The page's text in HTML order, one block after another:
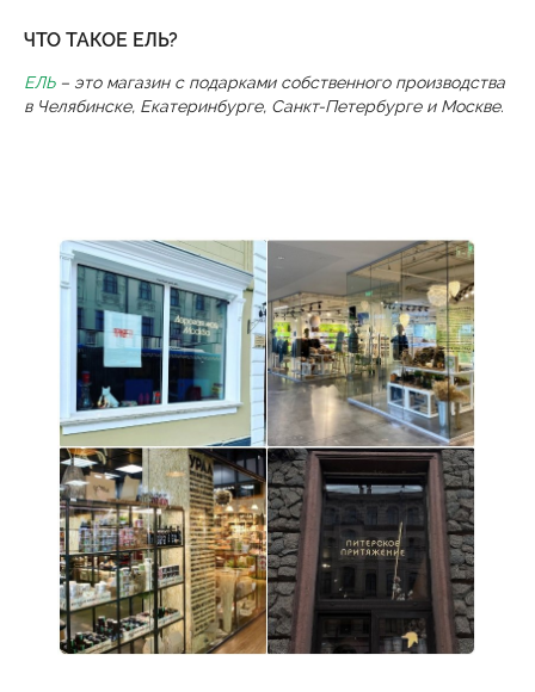
ЧТО ТАКОЕ ЕЛЬ?
ЕЛЬ– это магазин с подарками собственного производства
в Челябинске, Екатеринбурге, Санкт-Петербурге и Москве.